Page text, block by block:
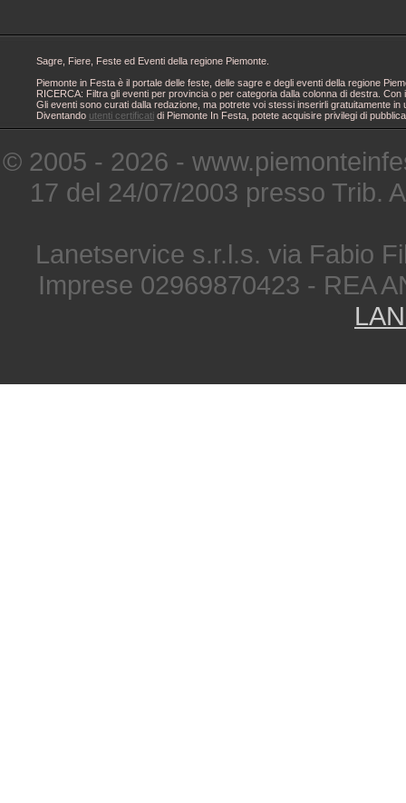
Sagre, Fiere, Feste ed Eventi della regione Piemonte.
Piemonte in Festa è il portale delle feste, delle sagre e degli eventi della regione
RICERCA: Filtra gli eventi per provincia o per categoria dalla colonna di destra.
Gli eventi sono curati dalla redazione, ma potrete voi stessi inserirli gratuitamente
Diventando utenti certificati di Piemonte In Festa, potete acquisire privilegi di
© 2005 - 2026 -
17 del 24/07/2003 presso Trib.
Lanetservice s.r.l.s. via Fabio
Imprese 02969870423 - REA